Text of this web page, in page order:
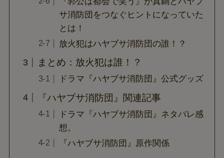
サ消防団をつなぐヒントになっていた
とは！
放火犯はハヤブサ消防団の誰！？
まとめ：放火犯は誰！？
ドラマ『ハヤブサ消防団』公式グッズ
『ハヤブサ消防団』関連記事
ドラマ『ハヤブサ消防団』ネタバレ感
想。
『ハヤブサ消防団』原作関係